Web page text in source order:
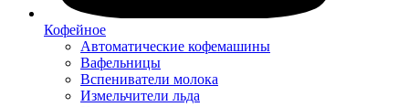
Кофейное
Автоматические кофемашины
Вафельницы
Вспениватели молока
Измельчители льда